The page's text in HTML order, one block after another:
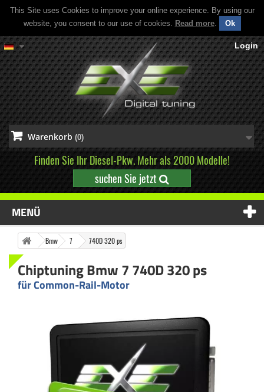
This Site uses Cookies to improve your online experience. By using our
website, you consent to our use of cookies. Read more. Ok
Login
Warenkorb (0)
Finden Sie Ihr Diesel-Pkw. Mehr als 2000 Modelle!
suchen Sie jetzt
MENÜ
Bmw 7 740D 320 ps
Chiptuning Bmw 7 740D 320 ps
für Common-Rail-Motor